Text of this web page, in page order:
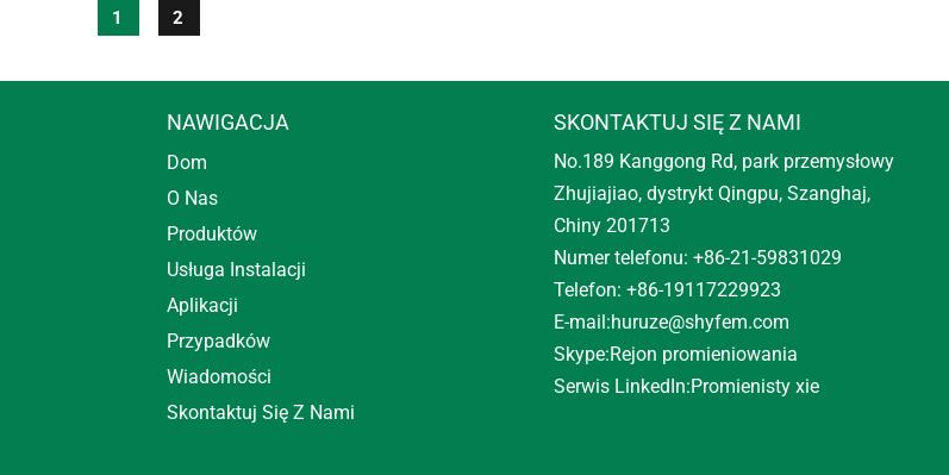
1 2
NAWIGACJA
Dom
O Nas
Produktów
Usługa Instalacji
Aplikacji
Przypadków
Wiadomości
Skontaktuj Się Z Nami
SKONTAKTUJ SIĘ Z NAMI
No.189 Kanggong Rd, park przemysłowy
Zhujiajiao, dystrykt Qingpu, Szanghaj,
Chiny 201713
Numer telefonu: +86-21-59831029
Telefon: +86-19117229923
E-mail:huruze@shyfem.com
Skype:Rejon promieniowania
Serwis LinkedIn:Promienisty xie